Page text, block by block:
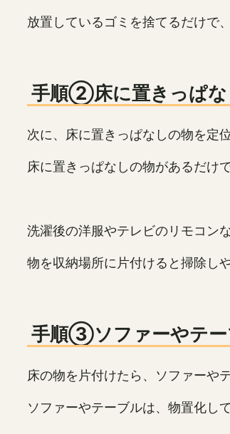
放置しているゴミを捨てるだけで
手順②床に置きっぱな
次に、床に置きっぱなしの物を定
床に置きっぱなしの物があるだけ
洗濯後の洋服やテレビのリモコン
物を収納場所に片付けると掃除し
手順③ソファーやテー
床の物を片付けたら、ソファーや
ソファーやテーブルは、物置化し